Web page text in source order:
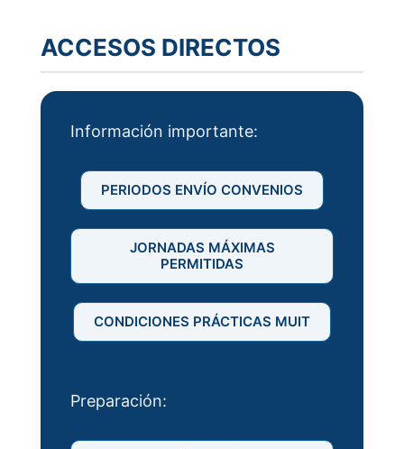
ACCESOS DIRECTOS
Información importante:
PERIODOS ENVÍO CONVENIOS
JORNADAS MÁXIMAS
PERMITIDAS
CONDICIONES PRÁCTICAS MUIT
Preparación: